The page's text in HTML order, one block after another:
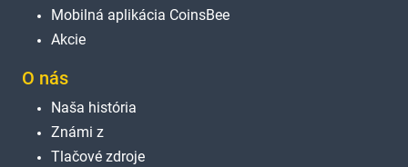
Mobilná aplikácia CoinsBee
Akcie
O nás
Naša história
Známi z
Tlačové zdroje